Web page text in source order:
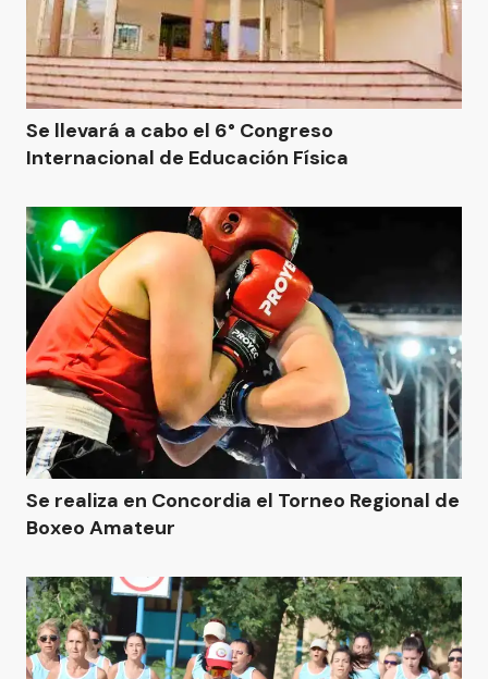
Se llevará a cabo el 6° Congreso
Internacional de Educación Física
Se realiza en Concordia el Torneo Regional de
Boxeo Amateur